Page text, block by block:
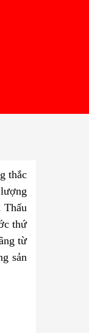
thắc
Thấu
thứ
từ
sản